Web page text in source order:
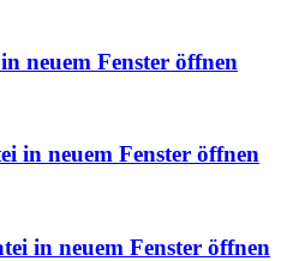
neuem Fenster öffnen
in neuem Fenster öffnen
in neuem Fenster öffnen